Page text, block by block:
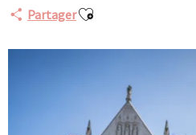
PartagerAjouter aux favoris